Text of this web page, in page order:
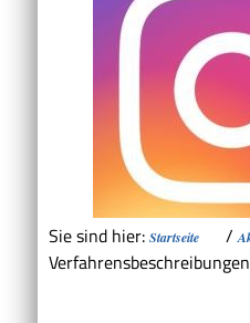
Sie sind hier: Startseite /
Verfahrensbeschreibungen